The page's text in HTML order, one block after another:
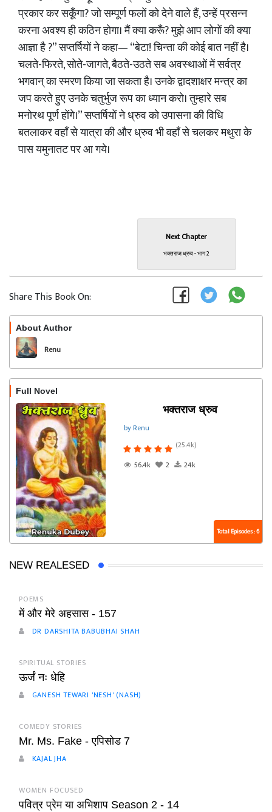
प्रकार कर सकूँगा? जो सम्पूर्ण फलों को देने वाले हैं, उन्हें प्रसन्न
करना अवश्य ही कठिन होगा। मैं क्या करूँ? मुझे आप लोगों की क्या
आज्ञा है ?” सप्तर्षियों ने कहा— “बेटा! चिन्ता की कोई बात नहीं है।
चलते-फिरते, सोते-जागते, बैठते-उठते सब अवस्थाओं में सर्वत्र
भगवान् का स्मरण किया जा सकता है। उनके द्वादशाक्षर मन्त्र का
जप करते हुए उनके चतुर्भुज रूप का ध्यान करो। तुम्हारे सब
मनोरथ पूर्ण होंगे।” सप्तर्षियों ने ध्रुव को उपासना की विधि
बतलाकर वहाँ से यात्रा की और ध्रुव भी वहाँ से चलकर मथुरा के
पास यमुनातट पर आ गये।
Next Chapter
भक्तराज ध्रुव - भाग 2
Share This Book On:
About Author
Renu
Full Novel
भक्तराज ध्रुव
by Renu
(25.4k)
56.4k
2 24k
Total Episodes : 6
NEW REALESED
POEMS
में और मेरे अहसास - 157
DR DARSHITA BABUBHAI SHAH
SPIRITUAL STORIES
ऊर्जं नः धेहि
GANESH TEWARI 'NESH' (NASH)
COMEDY STORIES
Mr. Ms. Fake - एपिसोड 7
KAJAL JHA
WOMEN FOCUSED
पवित्र प्रेम या अभिशाप Season 2 - 14